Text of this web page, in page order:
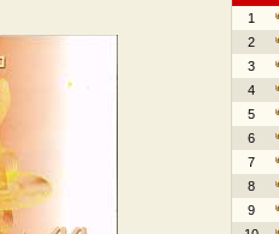
1
2
3
4
5
6
7
8
9